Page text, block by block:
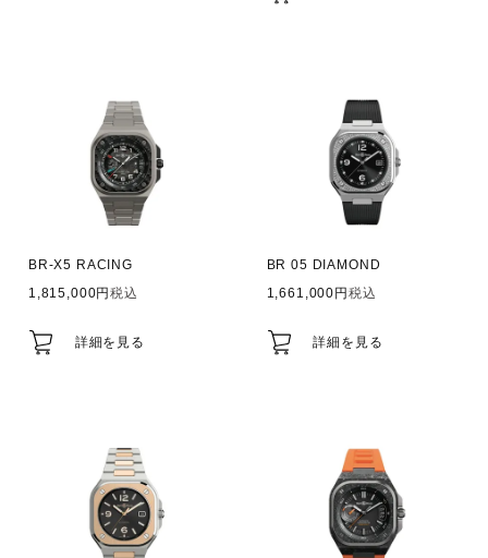
BR-X5 RACING
1,815,000
税込
詳細を見る
BR 05 DIAMOND
1,661,000
税込
詳細を見る